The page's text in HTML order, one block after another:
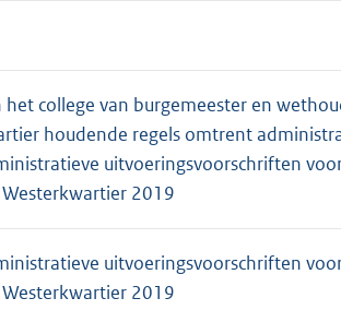
het college van burgemeester en
houdende regels omtrent
uitvoeringsvoorschriften
2019
uitvoeringsvoorschriften
2019